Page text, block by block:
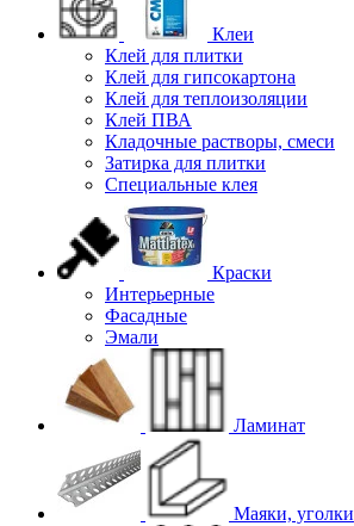
Клеи
Клей для плитки
Клей для гипсокартона
Клей для теплоизоляции
Клей ПВА
Кладочные растворы, смеси
Затирка для плитки
Специальные клея
Краски
Интерьерные
Фасадные
Эмали
Ламинат
Маяки, уголки